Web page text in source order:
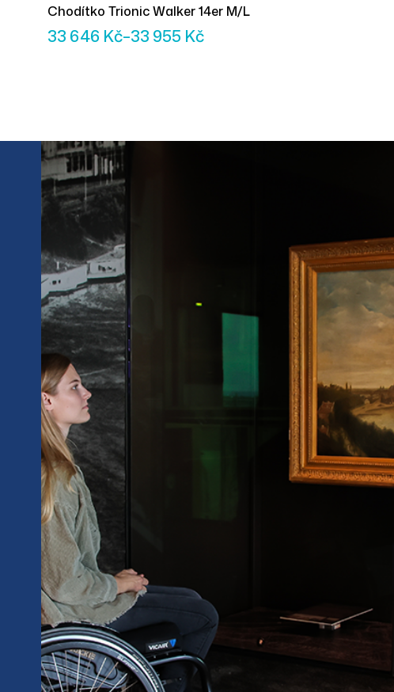
Chodítko Trionic Walker 14er M/L
33 646 Kč–33 955 Kč